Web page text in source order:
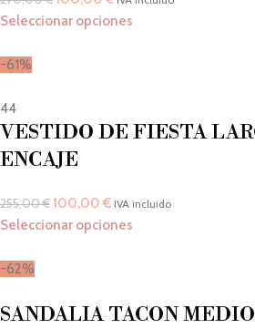
Seleccionar opciones
-61%
44
VESTIDO DE FIESTA
ENCAJE
255,00€100,00 € IVA incluido
Seleccionar opciones
-62%
SANDALIA TACON